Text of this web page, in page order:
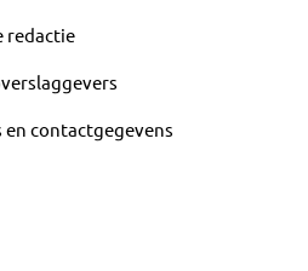
redactie
en contactgegevens